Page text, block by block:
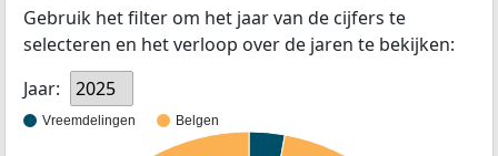
Gebruik het filter om het jaar van de cijfers te
selecteren en het verloop over de jaren te bekijken:
Jaar:
2025
Vreemdelingen Belgen